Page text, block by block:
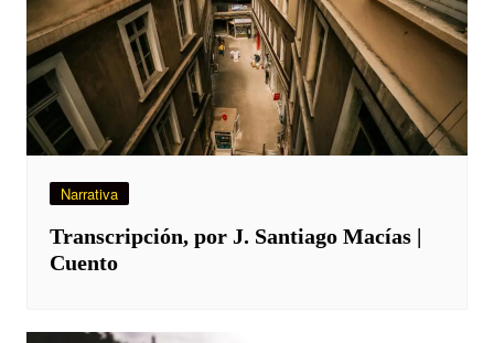
Narrativa
Transcripción, por J. Santiago Macías |
Cuento